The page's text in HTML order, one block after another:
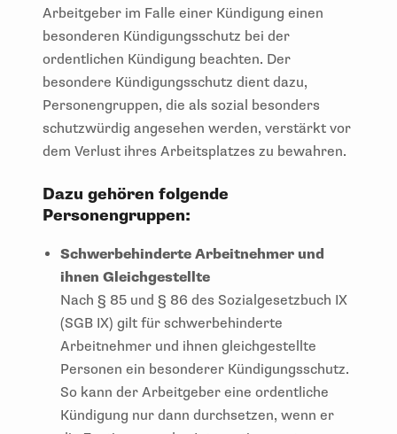
Arbeitgeber im Falle einer Kündigung einen
besonderen Kündigungsschutz bei der
ordentlichen Kündigung beachten. Der
besondere Kündigungsschutz dient dazu,
Personengruppen, die als sozial besonders
schutzwürdig angesehen werden, verstärkt vor
dem Verlust ihres Arbeitsplatzes zu bewahren.
Dazu gehören folgende
Personengruppen:
Schwerbehinderte Arbeitnehmer und
ihnen Gleichgestellte
Nach § 85 und § 86 des Sozialgesetzbuch IX
(SGB IX) gilt für schwerbehinderte
Arbeitnehmer und ihnen gleichgestellte
Personen ein besonderer Kündigungsschutz.
So kann der Arbeitgeber eine ordentliche
Kündigung nur dann durchsetzen, wenn er